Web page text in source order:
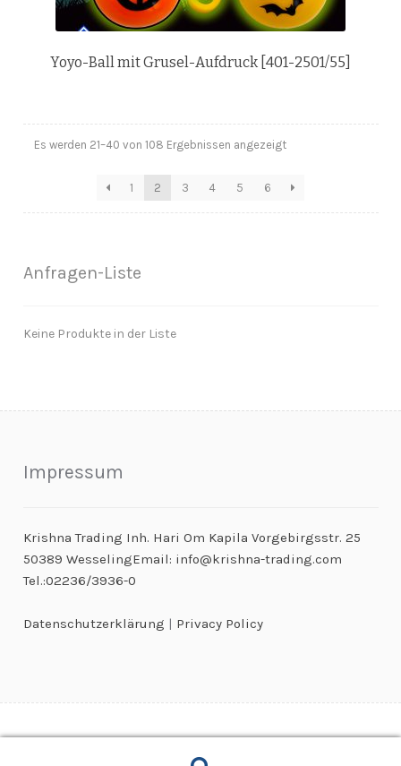
Yoyo-Ball mit Grusel-Aufdruck [401-2501/55]
Es werden 21–40 von 108 Ergebnissen angezeigt
1 2 3 4 5 6
Anfragen-Liste
Keine Produkte in der Liste
Impressum
Krishna Trading Inh. Hari Om Kapila Vorgebirgsstr. 25
50389 WesselingEmail: info@krishna-trading.com
Tel.:02236/3936-0
Datenschutzerklärung | Privacy Policy